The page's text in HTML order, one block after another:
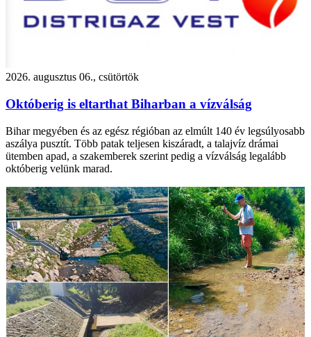
2026. augusztus 06., csütörtök
Októberig is eltarthat Biharban a vízválság
Bihar megyében és az egész régióban az elmúlt 140 év legsúlyosabb
aszálya pusztít. Több patak teljesen kiszáradt, a talajvíz drámai
ütemben apad, a szakemberek szerint pedig a vízválság legalább
októberig velünk marad.